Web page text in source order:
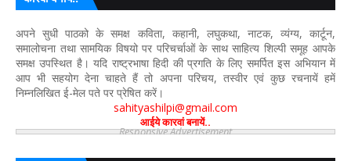
अपने सुधी पाठको के समक्ष कविता, कहानी, लघुकथा, नाटक, व्यंग्य, कार्टून,
समालोचना तथा सामयिक विषयो पर परिचर्चाओं के साथ साहित्य शिल्पी समूह आपके
समक्ष उपस्थित है। यदि राष्ट्रभाषा हिदी की प्रगति के लिए समर्पित इस अभियान में
आप भी सहयोग देना चाहते हैं तो अपना परिचय, तस्वीर एवं कुछ रचनायें हमें
निम्नलिखित ई-मेल पते पर प्रेषित करें।
sahityashilpi@gmail.com
आईये कारवां बनायें..
Responsive Advertisement